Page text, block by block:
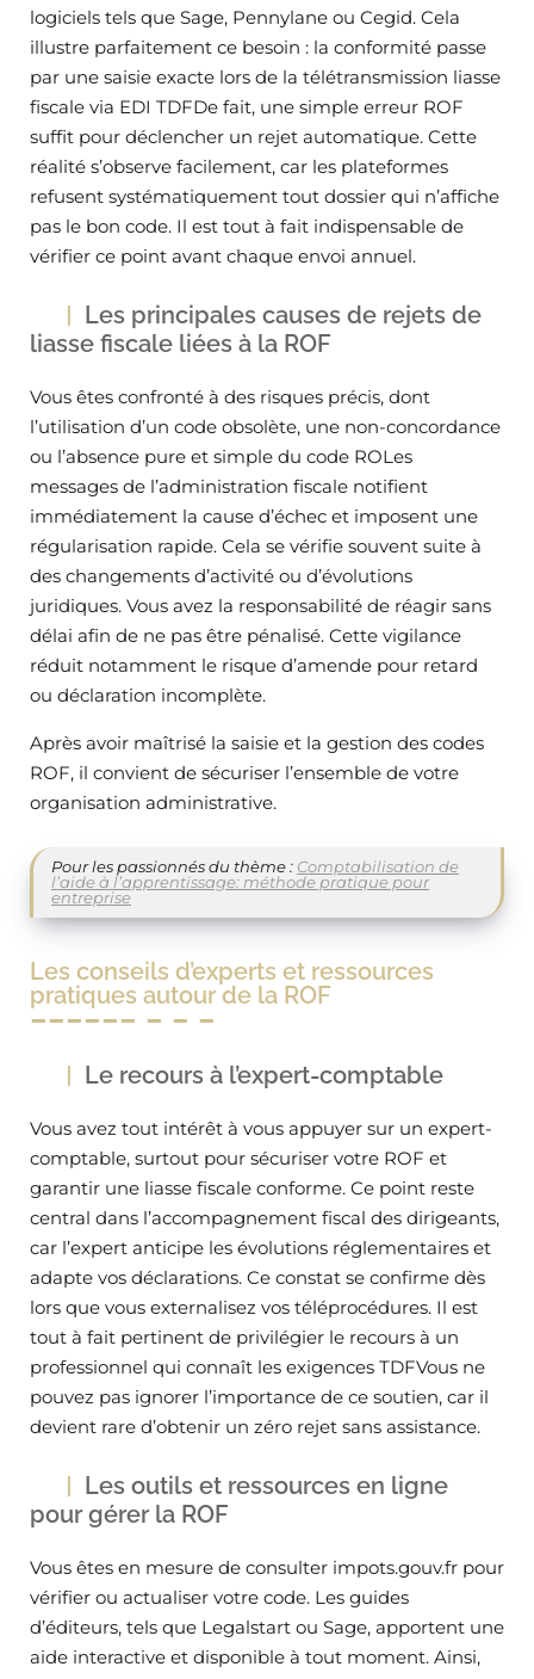
logiciels tels que Sage, Pennylane ou Cegid. Cela
illustre parfaitement ce besoin : la conformité passe
par une saisie exacte lors de la télétransmission liasse
fiscale via EDI TDFDe fait, une simple erreur ROF
suffit pour déclencher un rejet automatique. Cette
réalité s’observe facilement, car les plateformes
refusent systématiquement tout dossier qui n’affiche
pas le bon code. Il est tout à fait indispensable de
vérifier ce point avant chaque envoi annuel.
Les principales causes de rejets de
liasse fiscale liées à la ROF
Vous êtes confronté à des risques précis, dont
l’utilisation d’un code obsolète, une non-concordance
ou l’absence pure et simple du code ROLes
messages de l’administration fiscale notifient
immédiatement la cause d’échec et imposent une
régularisation rapide. Cela se vérifie souvent suite à
des changements d’activité ou d’évolutions
juridiques. Vous avez la responsabilité de réagir sans
délai afin de ne pas être pénalisé. Cette vigilance
réduit notamment le risque d’amende pour retard
ou déclaration incomplète.
Après avoir maîtrisé la saisie et la gestion des codes
ROF, il convient de sécuriser l’ensemble de votre
organisation administrative.
Pour les passionnés du thème : Comptabilisation de
l’aide à l’apprentissage: méthode pratique pour
entreprise
Les conseils d’experts et ressources
pratiques autour de la ROF
Le recours à l’expert-comptable
Vous avez tout intérêt à vous appuyer sur un expert-
comptable, surtout pour sécuriser votre ROF et
garantir une liasse fiscale conforme. Ce point reste
central dans l’accompagnement fiscal des dirigeants,
car l’expert anticipe les évolutions réglementaires et
adapte vos déclarations. Ce constat se confirme dès
lors que vous externalisez vos téléprocédures. Il est
tout à fait pertinent de privilégier le recours à un
professionnel qui connaît les exigences TDFVous ne
pouvez pas ignorer l’importance de ce soutien, car il
devient rare d’obtenir un zéro rejet sans assistance.
Les outils et ressources en ligne
pour gérer la ROF
Vous êtes en mesure de consulter impots.gouv.fr pour
vérifier ou actualiser votre code. Les guides
d’éditeurs, tels que Legalstart ou Sage, apportent une
aide interactive et disponible à tout moment. Ainsi,